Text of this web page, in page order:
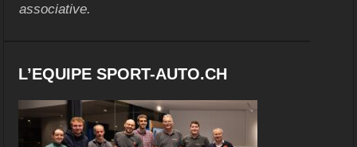
associative.
L’EQUIPE SPORT-AUTO.CH